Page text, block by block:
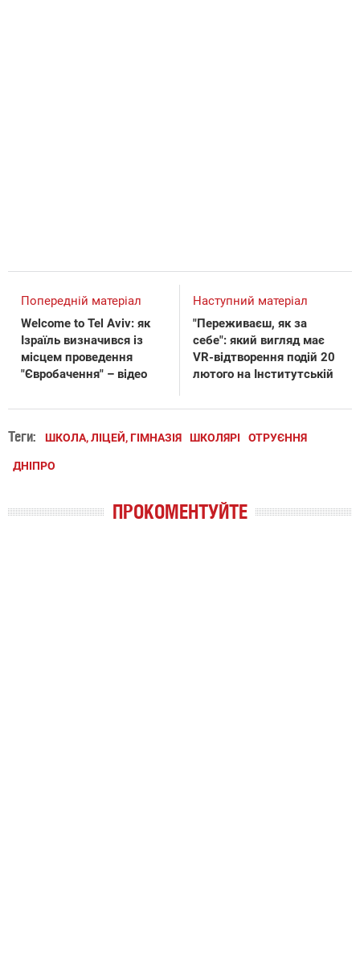
Попередній матеріал
Welcome to Tel Aviv: як
Ізраїль визначився із
місцем проведення
"Євробачення" – відео
Наступний матеріал
"Переживаєш, як за
себе": який вигляд має
VR-відтворення подій 20
лютого на Інститутській
Теги: ШКОЛА, ЛІЦЕЙ, ГІМНАЗІЯ ШКОЛЯРІ ОТРУЄННЯ
ДНІПРО
ПРОКОМЕНТУЙТЕ